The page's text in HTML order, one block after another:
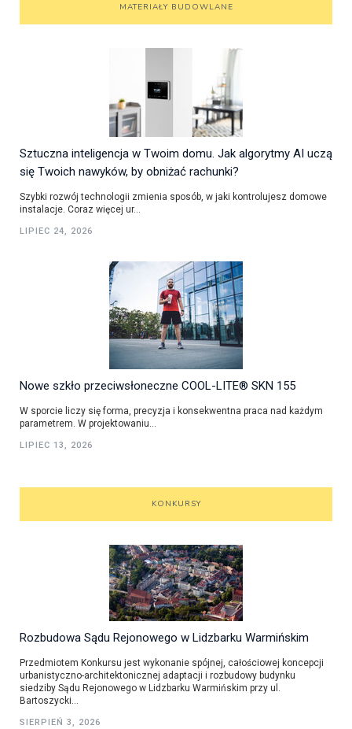
MATERIAŁY BUDOWLANE
Sztuczna inteligencja w Twoim domu. Jak algorytmy AI uczą
się Twoich nawyków, by obniżać rachunki?
Szybki rozwój technologii zmienia sposób, w jaki kontrolujesz domowe
instalacje. Coraz więcej ur...
LIPIEC 24, 2026
Nowe szkło przeciwsłoneczne COOL-LITE® SKN 155
W sporcie liczy się forma, precyzja i konsekwentna praca nad każdym
parametrem. W projektowaniu...
LIPIEC 13, 2026
KONKURSY
Rozbudowa Sądu Rejonowego w Lidzbarku Warmińskim
Przedmiotem Konkursu jest wykonanie spójnej, całościowej koncepcji
urbanistyczno-architektonicznej adaptacji i rozbudowy budynku
siedziby Sądu Rejonowego w Lidzbarku Warmińskim przy ul.
Bartoszycki...
SIERPIEŃ 3, 2026